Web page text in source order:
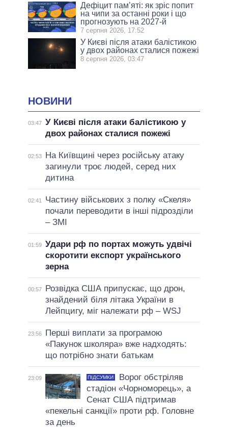
Дефіцит пам’яті: як зріс попит
на чипи за останні роки і що
прогнозують на 2027-й
7 серпня 2026, 17:52
У Києві після атаки балістикою
у двох районах сталися пожежі
8 серпня 2026, 03:47
НОВИНИ
03:47 У Києві після атаки балістикою у
двох районах сталися пожежі
02:53
На Київщині через російську атаку
загинули троє людей, серед них
дитина
02:41
Частину військових з полку «Скеля»
почали переводити в інші підрозділи
– ЗМІ
01:59 Удари рф по портах можуть удвічі
скоротити експорт українського
зерна
00:57
Розвідка США припускає, що дрон,
знайдений біля літака України в
Лейпцигу, міг належати рф – WSJ
23:56
Перші виплати за програмою
«Пакунок школяра» вже надходять:
що потрібно знати батькам
23:09 ПІДСУМКИ
Ворог обстріляв
стадіон «Чорноморець», а
Сенат США підтримав
«пекельні санкції» проти рф. Головне
за день